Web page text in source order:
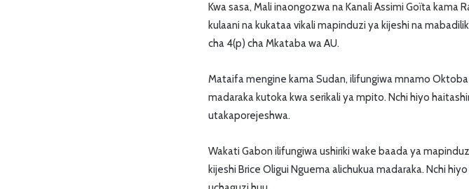
Kwa sasa, Mali inaongozwa na Kanali Assimi Goïta kama
kulaani na kukataa vikali mapinduzi ya kijeshi na
cha 4(p) cha Mkataba wa AU.
Mataifa mengine kama Sudan, ilifungiwa mnamo
madaraka kutoka kwa serikali ya mpito. Nchi hiyo
utakaporejeshwa.
Wakati Gabon ilifungiwa ushiriki wake baada ya
kijeshi Brice Oligui Nguema alichukua madaraka. Nchi